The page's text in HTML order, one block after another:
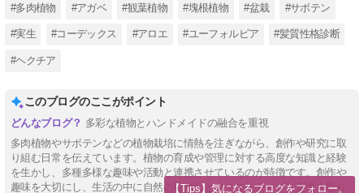
#多肉植物 #アガベ #観葉植物 #塊根植物 #盆栽 #サボテン
#実生 #コーデックス #アロエ #ユーフォルビア #髪質性格診断
#ヘクチア
このブログのここがポイント
多彩な植物とハンドメイドの融合を重視
多肉植物やサボテンなどの植物栽培に情熱を注ぎながら、創作や研究に取
り組む日常を伝えています。植物の育成や管理に対する高度な知識と経験
を生かし、多種多様な趣味や活動と連携させているのが特徴です。創作や
趣味を大切にし、生活の中に自然の癒やしとクリエイティブな要素を取り
【Tips】気になるブログをフォロー。